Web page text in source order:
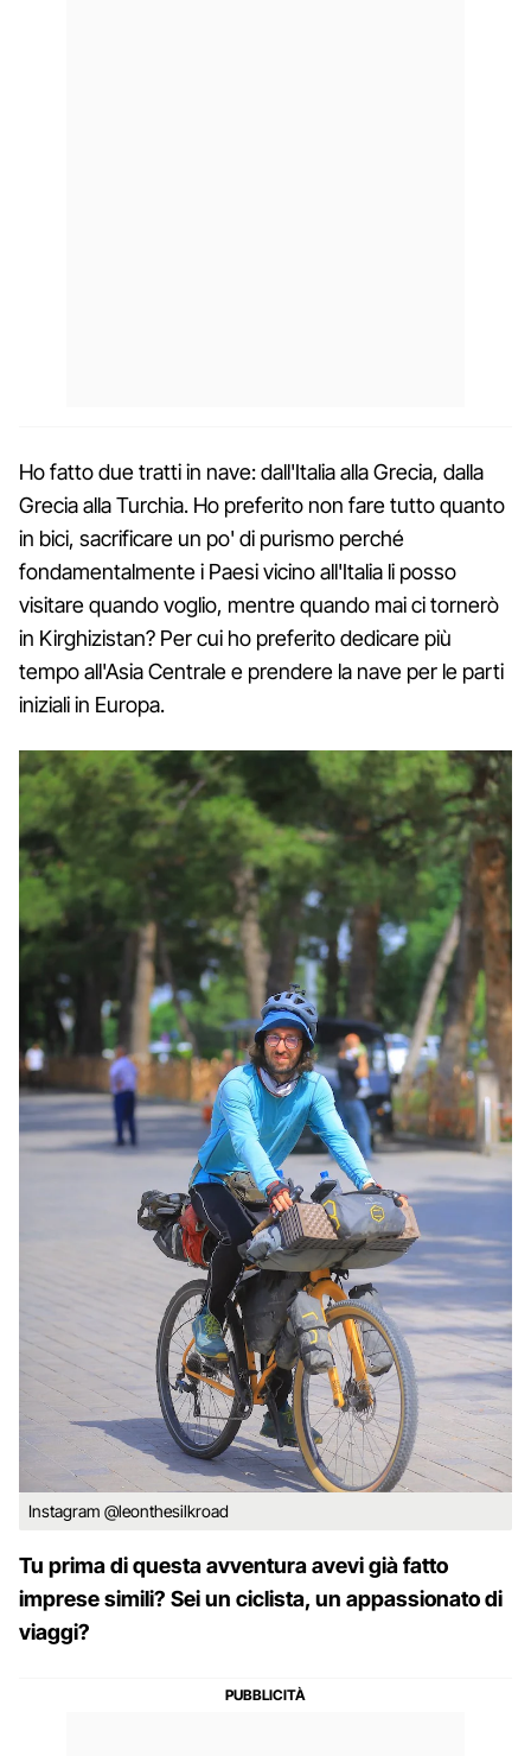
Ho fatto due tratti in nave: dall'Italia alla Grecia, dalla
Grecia alla Turchia. Ho preferito non fare tutto quanto
in bici, sacrificare un po' di purismo perché
fondamentalmente i Paesi vicino all'Italia li posso
visitare quando voglio, mentre quando mai ci tornerò
in Kirghizistan? Per cui ho preferito dedicare più
tempo all'Asia Centrale e prendere la nave per le parti
iniziali in Europa.
Instagram @leonthesilkroad
Tu prima di questa avventura avevi già fatto
imprese simili? Sei un ciclista, un appassionato di
viaggi?